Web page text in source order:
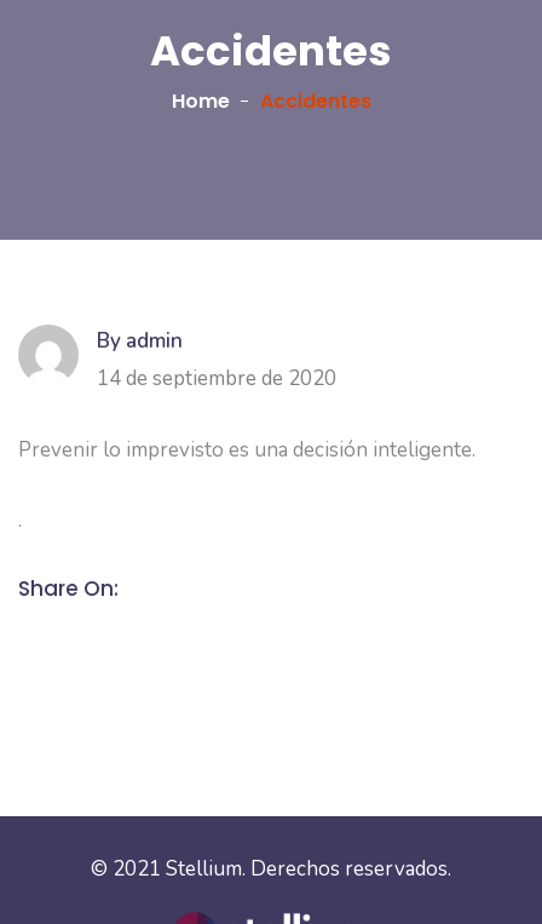
Accidentes
Home Accidentes
By admin
14 de septiembre de 2020
Prevenir lo imprevisto es una decisión inteligente.
.
Share On:
© 2021 Stellium. Derechos reservados.